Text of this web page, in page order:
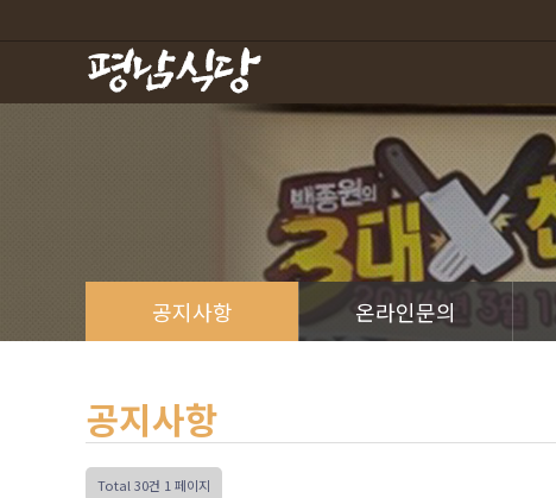
하위분류
공지사항 온라인문의
공지사항
Total 30건 1 페이지